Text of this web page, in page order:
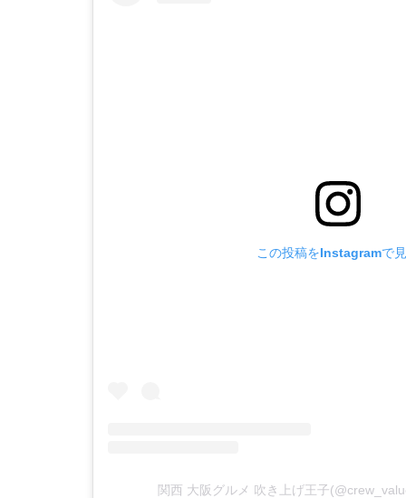
この投稿をInstagramで
関西 大阪グルメ 吹き上げ王子